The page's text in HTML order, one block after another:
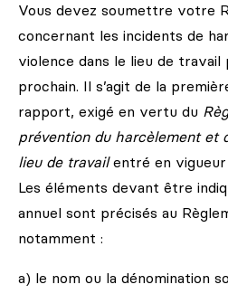
Vous devez soumettre votre
concernant les incidents de
violence dans le lieu de travail
prochain. Il s’agit de la
rapport, exigé en vertu du
prévention du harcèlement et
lieu de travailentré en vigueur
Les éléments devant être
annuel sont précisés au
notamment :
a) le nom ou la dénomination